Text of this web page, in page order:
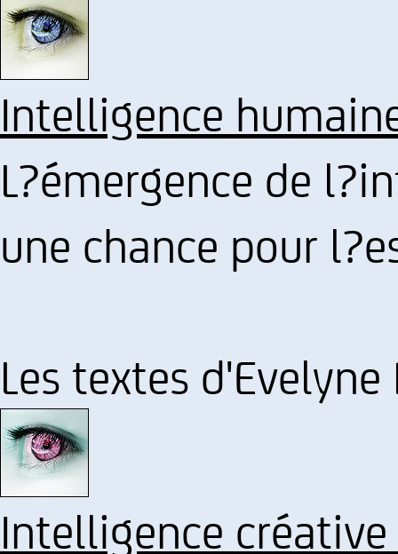
Intelligence
L?émergence de
une chance pour
Les textes d'Evelyne
Intelligence